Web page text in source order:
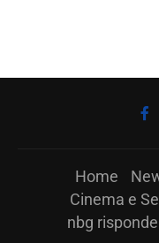
Home
Cinema e
nbg risponde